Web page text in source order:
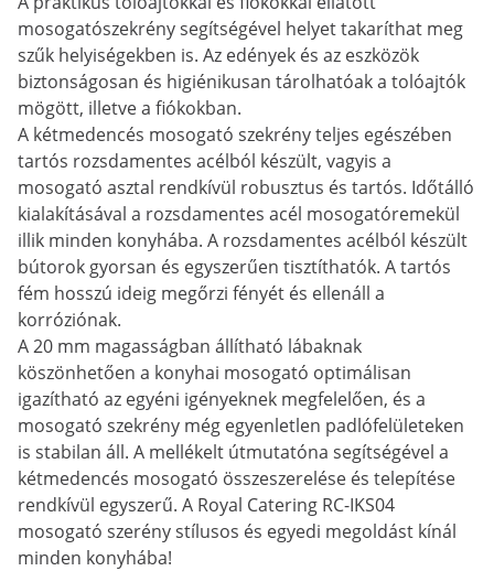
mosogatószekrény segítségével helyet takaríthat meg
szűk helyiségekben is. Az edények és az eszközök
biztonságosan és higiénikusan tárolhatóak a tolóajtók
mögött, illetve a fiókokban.
A kétmedencés mosogató szekrény teljes egészében
tartós rozsdamentes acélból készült, vagyis a
mosogató asztal rendkívül robusztus és tartós. Időtálló
kialakításával a rozsdamentes acél mosogatóremekül
illik minden konyhába. A rozsdamentes acélból készült
bútorok gyorsan és egyszerűen tisztíthatók. A tartós
fém hosszú ideig megőrzi fényét és ellenáll a
korróziónak.
A 20 mm magasságban állítható lábaknak
köszönhetően a konyhai mosogató optimálisan
igazítható az egyéni igényeknek megfelelően, és a
mosogató szekrény még egyenletlen padlófelületeken
is stabilan áll. A mellékelt útmutatóna segítségével a
kétmedencés mosogató összeszerelése és telepítése
rendkívül egyszerű. A Royal Catering RC-IKS04
mosogató szerény stílusos és egyedi megoldást kínál
minden konyhába!